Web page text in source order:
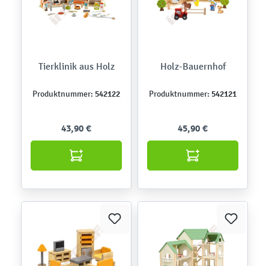
Tierklinik aus Holz
Produktnummer: 542122
43,90 €
Holz-Bauernhof
Produktnummer: 542121
45,90 €